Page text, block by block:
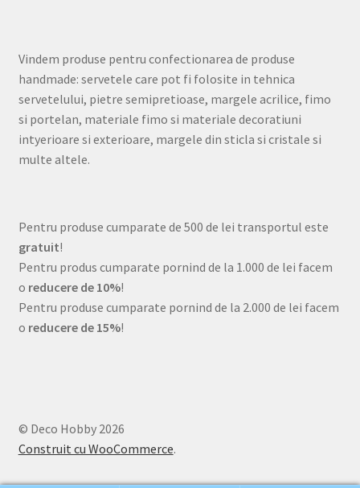
Vindem produse pentru confectionarea de produse
handmade: servetele care pot fi folosite in tehnica
servetelului, pietre semipretioase, margele acrilice, fimo
si portelan, materiale fimo si materiale decoratiuni
intyerioare si exterioare, margele din sticla si cristale si
multe altele.
Pentru produse cumparate de 500 de lei transportul este
gratuit!
Pentru produs cumparate pornind de la 1.000 de lei facem
o reducere de 10%!
Pentru produse cumparate pornind de la 2.000 de lei facem
o reducere de 15%!
© Deco Hobby 2026
Construit cu WooCommerce.